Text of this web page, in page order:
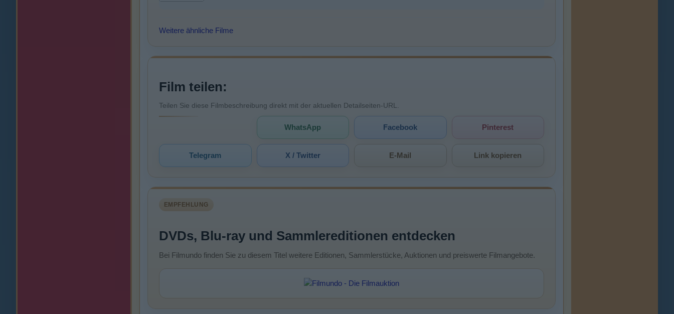
Weitere ähnliche Filme
Film teilen:
Teilen Sie diese Filmbeschreibung direkt mit der aktuellen Detailseiten-URL.
WhatsApp Facebook Pinterest
Telegram X / Twitter E-Mail Link kopieren
EMPFEHLUNG
DVDs, Blu-ray und Sammlereditionen entdecken
Bei Filmundo finden Sie zu diesem Titel weitere Editionen, Sammlerstücke, Auktionen und preiswerte Filmangebote.